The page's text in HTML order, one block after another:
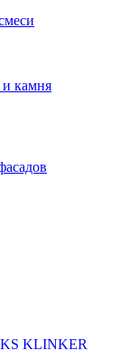
камня
KLINKER